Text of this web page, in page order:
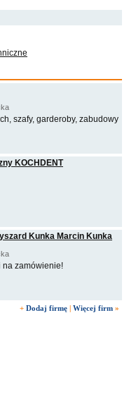
szafy, garderoby, zabudowy
KOCHDENT
Kunka Marcin Kunka
na zamówienie!
+ Dodaj firmę | Więcej firm »